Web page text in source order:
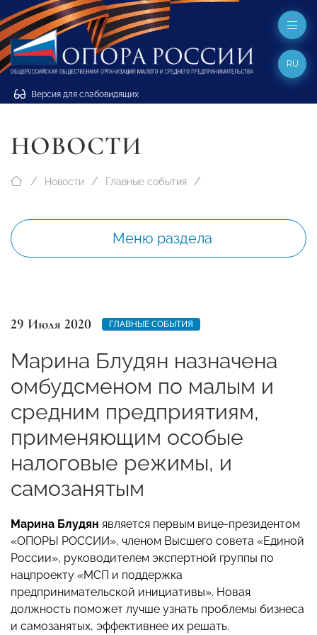
Версия для слабовидящих
RU
НОВОСТИ
Новости Главные события
Меню раздела
29 Июля 2020 ГЛАВНЫЕ СОБЫТИЯ
Марина Блудян назначена
омбудсменом по малым и
средним предприятиям,
применяющим особые
налоговые режимы, и
самозанятым
Марина Блудян является первым вице-президентом
«ОПОРЫ РОССИИ», членом Высшего совета «Единой
России», руководителем экспертной группы по
нацпроекту «МСП и поддержка
предпринимательской инициативы». Новая
должность поможет лучше узнать проблемы бизнеса
и самозанятых, эффективнее их решать.